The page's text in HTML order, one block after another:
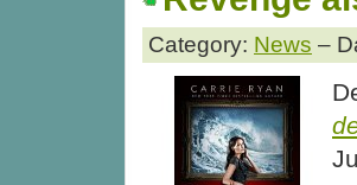
Category: News –